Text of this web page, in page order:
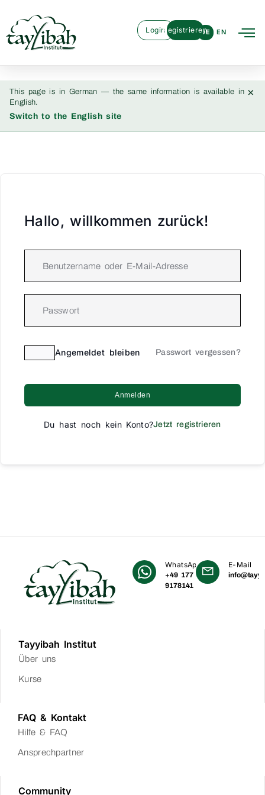
DE EN
LoginRegistrieren
This page is in German — the same information is available in
English.
Switch to the English site
×
Hallo, willkommen zurück!
Angemeldet bleiben Passwort vergessen?
Anmelden
Du hast noch kein Konto?Jetzt registrieren
WhatsApp
+49 177
9178141
E-Mail
Tayyibah Institut
Über uns
Kurse
FAQ & Kontakt
Hilfe & FAQ
Ansprechpartner
Community